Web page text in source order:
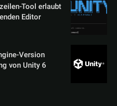
Tool erlaubt
Editor
Version
von Unity 6